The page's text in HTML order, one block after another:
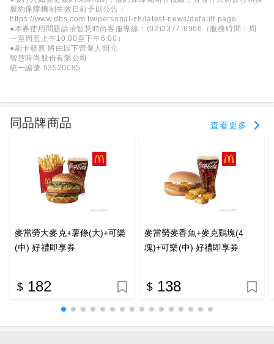
履約保障機制生效日前予以公告：
https://www.dbs.com.tw/personal-zh/latest-news/default.page
●本券使用問題請洽智慧時尚客服專線：(02)2377-6966（服務時間：周
一至周五上午10:00至下午6:00）
●刷卡發票 將由以下營業人開立
智慧時尚股份有限公司
統一編號 53520085
同品牌商品 查看更多
麥當勞大麥克+薯條(大)+可樂
(中) 好禮即享券
182
麥當勞麥香魚+麥克鷄塊(4
塊)+可樂(中) 好禮即享券
138